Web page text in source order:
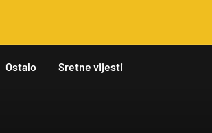
Ostalo Sretne vijesti